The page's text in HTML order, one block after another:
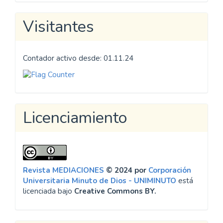
Visitantes
Contador activo desde: 01.11.24
Licenciamiento
Revista MEDIACIONES © 2024 por Corporación
Universitaria Minuto de Dios - UNIMINUTO está
licenciada bajo Creative Commons BY.